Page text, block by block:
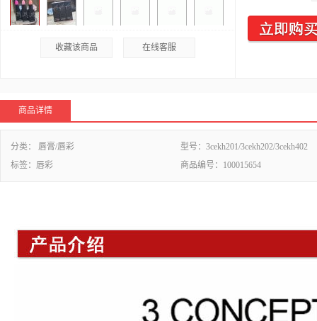
收藏该商品 在线客服
商品详情
分类： 唇膏/唇彩 型号： 3cekh201/3cekh202/3cekh402
标签： 唇彩 商品编号： 100015654